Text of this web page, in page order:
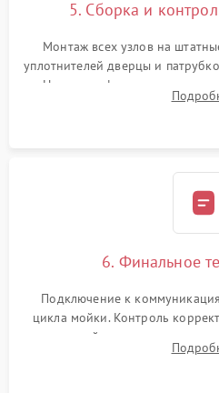
5. Сборка и
Монтаж всех узлов на
уплотнителей дверцы и
Надежная фиксация хомутов
сборка корпуса и
6. Финальное
Подключение к
цикла мойки. Контроль
до нужной температуры,
штатного слива и